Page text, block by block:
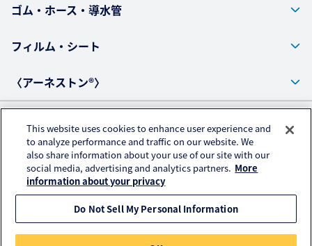
ゴム・ホース・導水管
フィルム・シート
〈アーネストン®〉
プライバシーポリシー
アクセスデータの取扱いについて
ご利用にあたって
© KURARAY PLASTICS CO., LTD. All RIGHTS RESERVED.
This website uses cookies to enhance user experience and
to analyze performance and traffic on our website. We
also share information about your use of our site with our
social media, advertising and analytics partners. More
information about your privacy
Do Not Sell My Personal Information